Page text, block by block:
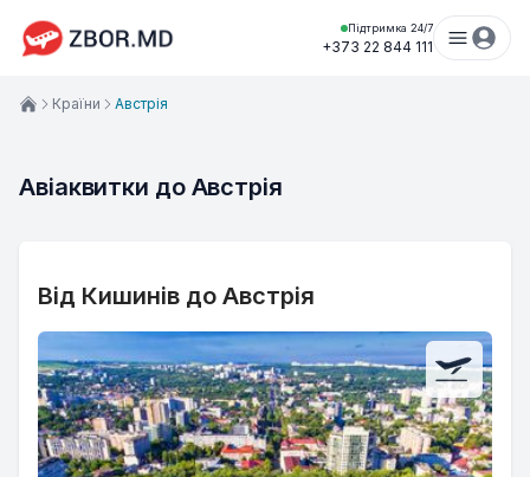
Підтримка 24/7
+373 22 844 111
Країни Австрія
Авіаквитки до Австрія
Від Кишинів до Австрія